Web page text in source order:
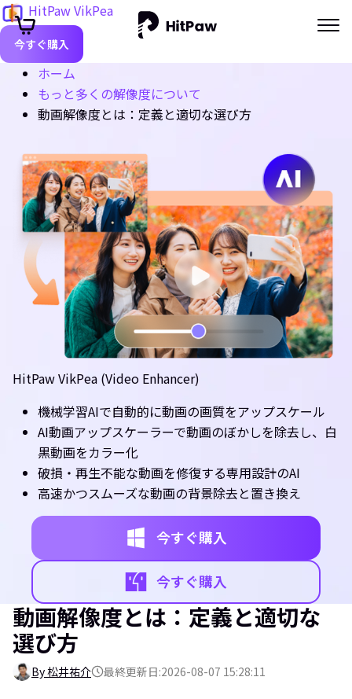
HitPaw VikPea
今すぐ購入
ホーム
もっと多くの解像度について
動画解像度とは：定義と適切な選び方
HitPaw VikPea (Video Enhancer)
機械学習AIで自動的に動画の画質をアップスケール
AI動画アップスケーラーで動画のぼかしを除去し、白
黒動画をカラー化
破損・再生不能な動画を修復する専用設計のAI
高速かつスムーズな動画の背景除去と置き換え
今すぐ購入
今すぐ購入
動画解像度とは：定義と適切な
選び方
By 松井祐介 最終更新日:2026-08-07 15:28:11